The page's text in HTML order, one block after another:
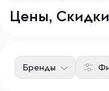
Цены, Скидки
Бренды